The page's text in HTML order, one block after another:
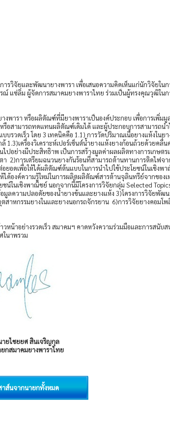
รวิจัยและพัฒนายางพารา เพื่อเสนอความคิดเห็นแก่นักวิจัยใ
แซ่ลิ่ม ผู้จัดการสมาคมยางพาราไทย ร่วมเป็นผู้ทรงคุณวุฒิในก
ารา หรือผลิตัณฑ์ที่มียางพาราเป็นองค์ประกอบ เพื่อการเพิ่มมู
อสามารถทดแทนผลิตัณฑ์เดิมได้ และผู้ประกอบการสามารถน
วดเร็ว โดย 3 เทคนิคคือ 1.1) การวัดปริมาณเนื้อยางแห้งใน
1.3)เครื่องวิเคราะห์เปอร์เซ็นต์น้ำยางแห้งยางก้อนถ้วยด้วยค
ปอย่างมีประสิทธิาพ เป็นการสร้างมูลค่าผลผลิตทางการเกษ
2)การเตรียมฉนวนยางกันร้อนที่สามารถต้านทานการติดไฟจา
ดเพื่อให้ได้ผลิตัณฑ์ต้นแบบในการนำไปใช้ประโยชน์ในเชิงพ
ค์ความรู้ใหม่ในการผลิตผลิตัณฑ์สารต้านจุลินทรีย์จากของเ
ในเชิงพาณิชย์ นอกจากนี้มีโครงการวิจัยกลุ่ม Selected
ลความปลอดัยของน้ำยางข้นและยางแห้ง 3)โครงการวิจัยพัฒ
าหกรรมยางในและยางนอกรถจักรยาน 6)การวิจัยยางคอม
น้าอย่างรวดเร็ว สมาคมฯ คาดหวังความร่วมมือและการสนั
ในาพรวม
ายไชยยศ สินเจริญกุล
กสมาคมยางพาราไทย
าส์นจากนายกทั้งหมด